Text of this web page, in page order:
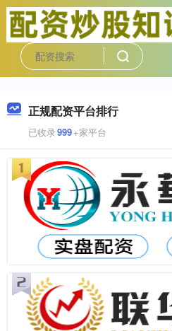
正规配资平台排行
已收录999+家平台